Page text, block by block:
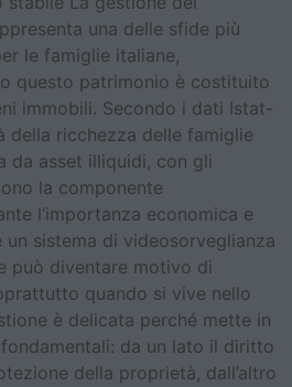
una delle sfide più
le famiglie italiane,
questo patrimonio è costituito
immobili. Secondo i dati Istat-
della ricchezza delle famiglie
da asset illiquidi, con gli
la componente
l’importanza economica e
sistema di videosorveglianza
può diventare motivo di
quando si vive nello
è delicata perché mette in
da un lato il diritto
della proprietà, dall’altro